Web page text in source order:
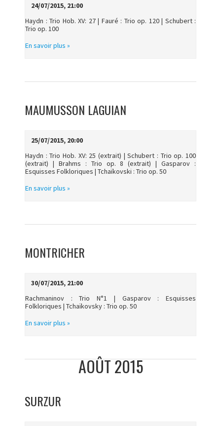
24/07/2015, 21:00
Haydn : Trio Hob. XV: 27 | Fauré : Trio op. 120 | Schubert :
Trio op. 100
En savoir plus »
MAUMUSSON LAGUIAN
25/07/2015, 20:00
Haydn : Trio Hob. XV: 25 (extrait) | Schubert : Trio op. 100
(extrait) | Brahms : Trio op. 8 (extrait) | Gasparov :
Esquisses Folkloriques | Tchaïkovski : Trio op. 50
En savoir plus »
MONTRICHER
30/07/2015, 21:00
Rachmaninov : Trio N°1 | Gasparov : Esquisses
Folkloriques | Tchaïkovsky : Trio op. 50
En savoir plus »
AOÛT 2015
SURZUR